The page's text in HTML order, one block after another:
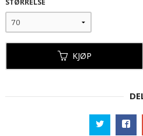
STØRRELSE
KJØP